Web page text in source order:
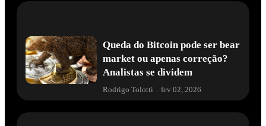
Queda do Bitcoin pode ser bear
market ou apenas correção?
Analistas se dividem
Rodrigo Tolotti . fev 02, 2026